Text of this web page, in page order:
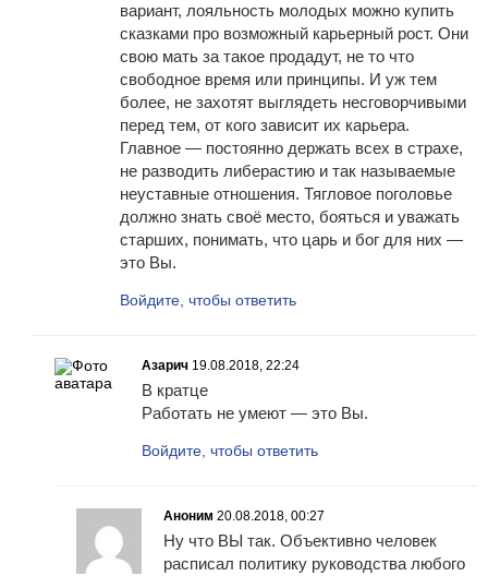
вариант, лояльность молодых можно купить
сказками про возможный карьерный рост. Они
свою мать за такое продадут, не то что
свободное время или принципы. И уж тем
более, не захотят выглядеть несговорчивыми
перед тем, от кого зависит их карьера.
Главное — постоянно держать всех в страхе,
не разводить либерастию и так называемые
неуставные отношения. Тягловое поголовье
должно знать своё место, бояться и уважать
старших, понимать, что царь и бог для них —
это Вы.
Войдите, чтобы ответить
Азарич 19.08.2018, 22:24
В кратце
Работать не умеют — это Вы.
Войдите, чтобы ответить
Аноним 20.08.2018, 00:27
Ну что ВЫ так. Объективно человек
расписал политику руководства любого